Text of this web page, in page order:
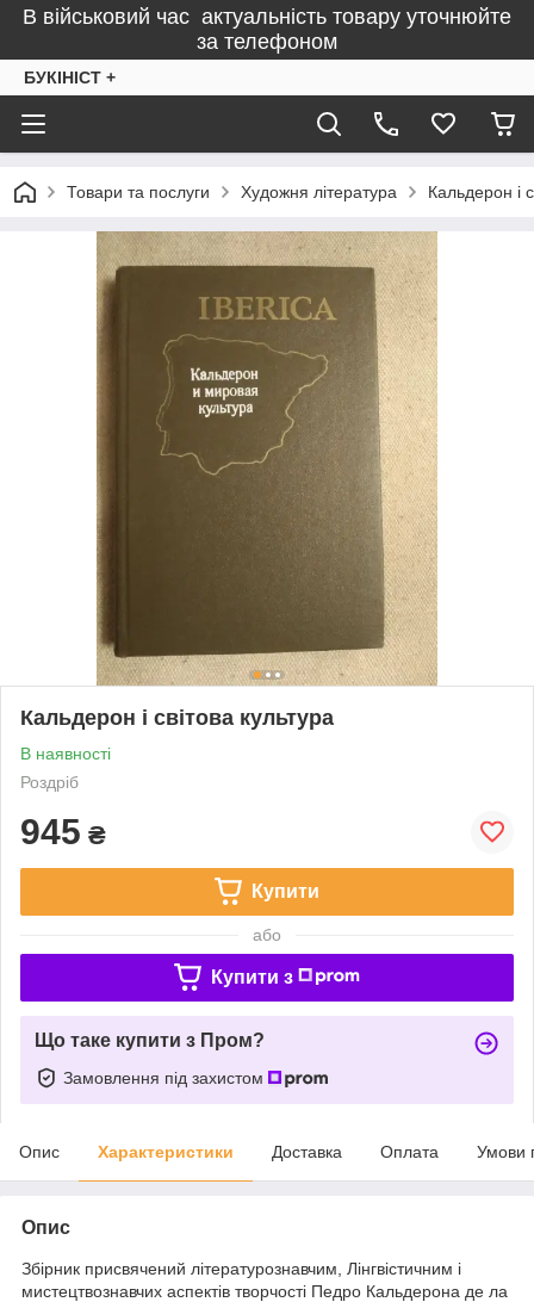
В військовий час актуальність товару уточнюйте
за телефоном
БУКІНІСТ +
Товари та послуги Художня література Кальдерон і
Кальдерон і світова культура
В наявності
Роздріб
945 ₴
Купити
або
Купити з
Що таке купити з Пром?
Замовлення під захистом
Опис Характеристики Доставка Оплата Умови
Опис
Збірник присвячений літературознавчим, Лінгвістичним і
мистецтвознавчих аспектів творчості Педро Кальдерона де ла